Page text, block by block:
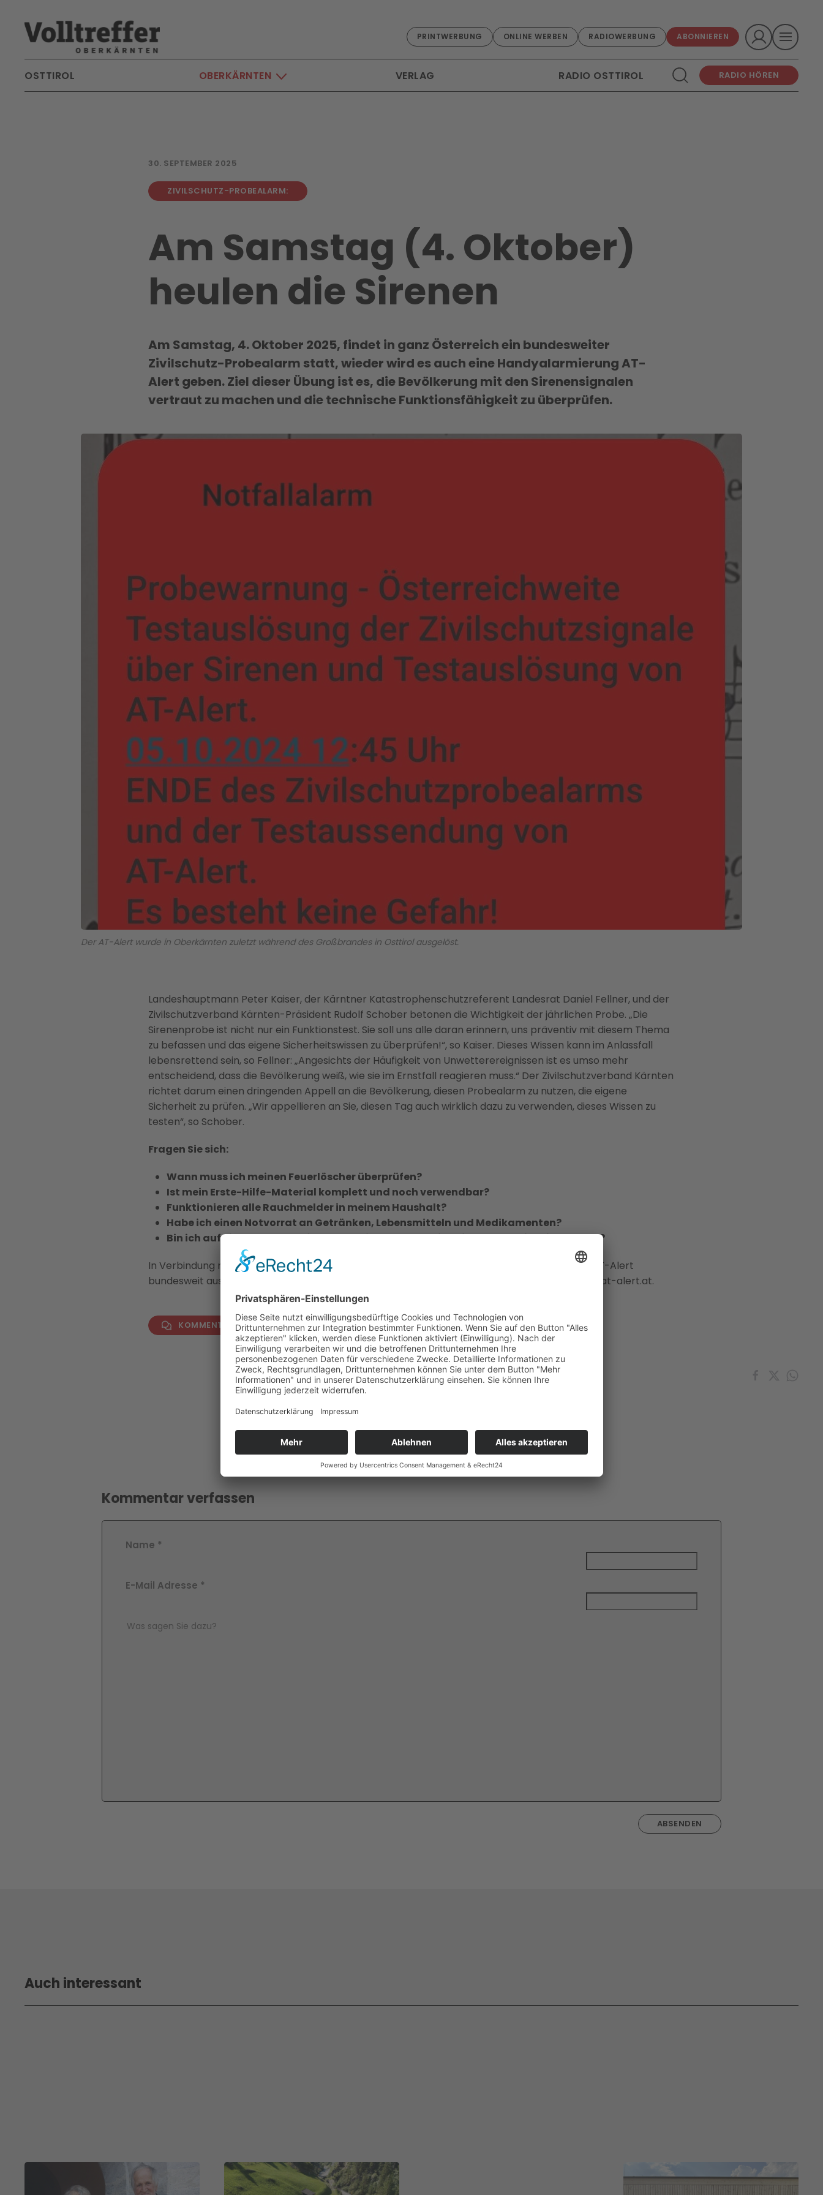
Skip to main content
PRINTWERBUNG ONLINE WERBEN RADIOWERBUNG ABONNIEREN
OSTTIROL OBERKÄRNTEN VERLAG RADIO OSTTIROL RADIO HÖREN
30. SEPTEMBER 2025
ZIVILSCHUTZ-PROBEALARM:
Am Samstag (4. Oktober)
heulen die Sirenen
Am Samstag, 4. Oktober 2025, findet in ganz Österreich ein bundesweiter
Zivilschutz-Probealarm statt, wieder wird es auch eine Handyalarmierung AT-
Alert geben. Ziel dieser Übung ist es, die Bevölkerung mit den Sirenensignalen
vertraut zu machen und die technische Funktionsfähigkeit zu überprüfen.
Der AT-Alert wurde in Oberkärnten zuletzt während des Großbrandes in Osttirol ausgelöst.
Landeshauptmann Peter Kaiser, der Kärntner Katastrophenschutzreferent Landesrat Daniel Fellner, und der
Zivilschutzverband Kärnten-Präsident Rudolf Schober betonen die Wichtigkeit der jährlichen Probe. „Die
Sirenenprobe ist nicht nur ein Funktionstest. Sie soll uns alle daran erinnern, uns präventiv mit diesem Thema
zu befassen und das eigene Sicherheitswissen zu überprüfen!“, so Kaiser. Dieses Wissen kann im Anlassfall
lebensrettend sein, so Fellner: „Angesichts der Häufigkeit von Unwetterereignissen ist es umso mehr
entscheidend, dass die Bevölkerung weiß, wie sie im Ernstfall reagieren muss.“ Der Zivilschutzverband Kärnten
richtet darum einen dringenden Appell an die Bevölkerung, diesen Probealarm zu nutzen, die eigene
Sicherheit zu prüfen. „Wir appellieren an Sie, diesen Tag auch wirklich dazu zu verwenden, dieses Wissen zu
testen“, so Schober.
Fragen Sie sich:
Wann muss ich meinen Feuerlöscher überprüfen?
Ist mein Erste-Hilfe-Material komplett und noch verwendbar?
Funktionieren alle Rauchmelder in meinem Haushalt?
Habe ich einen Notvorrat an Getränken, Lebensmitteln und Medikamenten?
Bin ich auf einen Stromausfall vorbereitet und habe ich eine alternative Lichtquelle?
In Verbindung mit dem Sirenen-Probealarm wird auch heuer wieder die Handy-Alarmierung AT-Alert
bundesweit ausgesendet. Weitere Informationen finden Sie auf der offiziellen Homepage www.at-alert.at.
KOMMENTAR VERFASSEN
Kommentar verfassen
Name *
E-Mail Adresse *
Comment Text*
ABSENDEN
Auch interessant